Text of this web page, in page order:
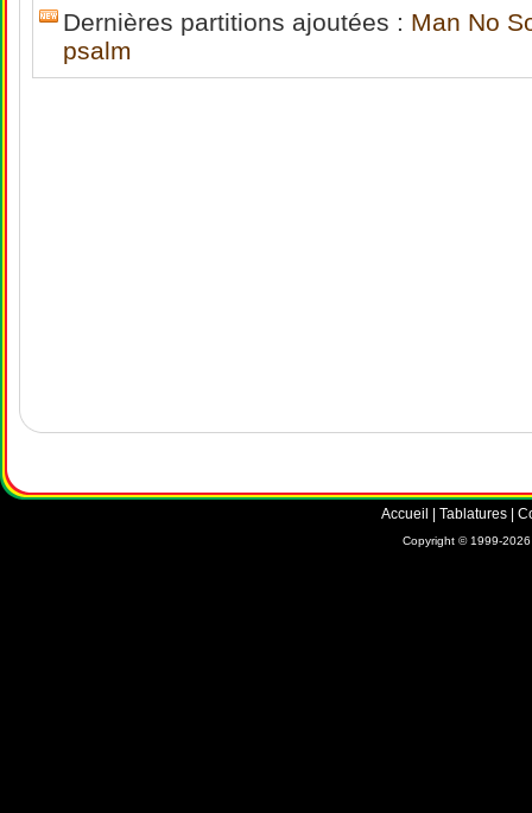
Dernières partitions ajoutées : Man No
psalm
Accueil Tablatures
Copyright © 1999-